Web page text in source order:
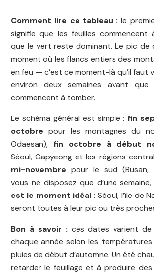
Comment lire ce tableau : le
signifie que les feuilles commencent
que le vert reste dominant. Le pic de
moment où les flancs entiers des
en feu — c’est ce moment-là qu’il faut
environ deux semaines avant que
commencent à tomber.
Le schéma général est simple : fin
octobre pour les montagnes du
Odaesan), fin octobre à début
Séoul, Gapyeong et les régions
mi-novembre pour le sud (Busan,
vous ne disposez que d’une semaine,
est le moment idéal : Séoul, l’île de
seront toutes à leur pic ou très
Bon à savoir : ces dates varient de
chaque année selon les
pluies de début d’automne. Un été
retarder le feuillage et à produire des